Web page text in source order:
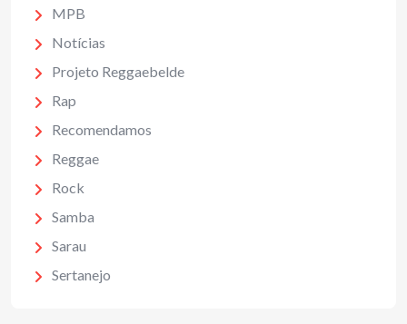
MPB
Notícias
Projeto Reggaebelde
Rap
Recomendamos
Reggae
Rock
Samba
Sarau
Sertanejo